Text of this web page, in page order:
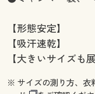
【形態安定】
【吸汗速乾】
【大きいサイズも
※ サイズの測り方、衣